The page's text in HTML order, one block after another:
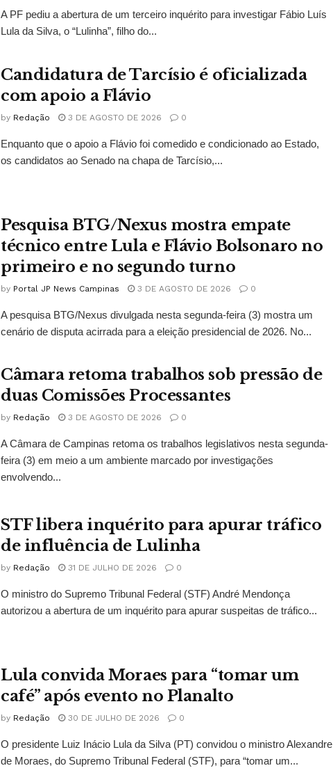
A PF pediu a abertura de um terceiro inquérito para investigar Fábio Luís
Lula da Silva, o “Lulinha”, filho do...
Candidatura de Tarcísio é oficializada
com apoio a Flávio
by Redação 3 DE AGOSTO DE 2026 0
Enquanto que o apoio a Flávio foi comedido e condicionado ao Estado,
os candidatos ao Senado na chapa de Tarcísio,...
Pesquisa BTG/Nexus mostra empate
técnico entre Lula e Flávio Bolsonaro no
primeiro e no segundo turno
by Portal JP News Campinas 3 DE AGOSTO DE 2026 0
A pesquisa BTG/Nexus divulgada nesta segunda-feira (3) mostra um
cenário de disputa acirrada para a eleição presidencial de 2026. No...
Câmara retoma trabalhos sob pressão de
duas Comissões Processantes
by Redação 3 DE AGOSTO DE 2026 0
A Câmara de Campinas retoma os trabalhos legislativos nesta segunda-
feira (3) em meio a um ambiente marcado por investigações
envolvendo...
STF libera inquérito para apurar tráfico
de influência de Lulinha
by Redação 31 DE JULHO DE 2026 0
O ministro do Supremo Tribunal Federal (STF) André Mendonça
autorizou a abertura de um inquérito para apurar suspeitas de tráfico...
Lula convida Moraes para “tomar um
café” após evento no Planalto
by Redação 30 DE JULHO DE 2026 0
O presidente Luiz Inácio Lula da Silva (PT) convidou o ministro Alexandre
de Moraes, do Supremo Tribunal Federal (STF), para “tomar um...